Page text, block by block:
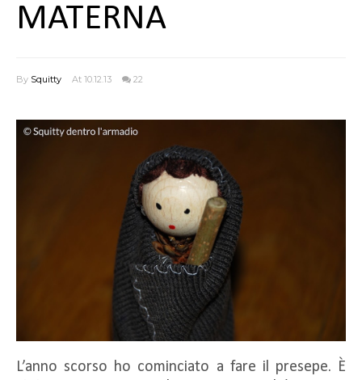
MATERNA
By Squitty At 10.12.13 22
L’anno scorso ho cominciato a fare il presepe. È